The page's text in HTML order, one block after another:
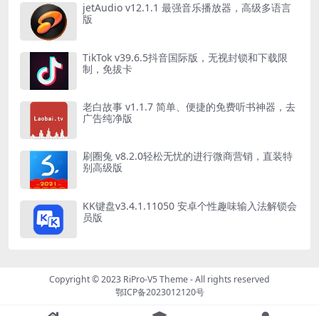
jetAudio v12.1.1 最强音乐播放器，高级多语言
版
TikTok v39.6.5抖音国际版，无视封锁和下载限
制，免拔卡
老白故事 v1.1.7 简单、便捷的免费听书神器，去
广告纯净版
刷圈兔 v8.2.0轻松无忧的进行微商营销，直装特
别高级版
KK键盘v3.4.1.11050 安卓个性趣味输入法解锁会
员版
Copyright © 2023 RiPro-V5 Theme- All rights reserved
鄂ICP备2023012120号